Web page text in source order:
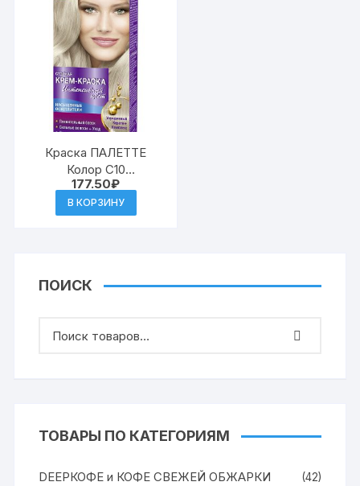
Краска ПАЛЕТТЕ
Колор C10
Серебристый блондин
(10)
177.50₽
В КОРЗИНУ
ПОИСК
ТОВАРЫ ПО КАТЕГОРИЯМ
DEEPКОФЕ и КОФЕ СВЕЖЕЙ ОБЖАРКИ (42)